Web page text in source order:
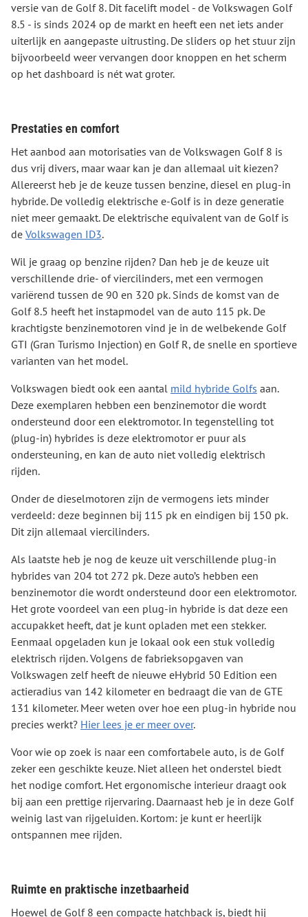
versie van de Golf 8. Dit facelift model - de Volkswagen Golf
8.5 - is sinds 2024 op de markt en heeft een net iets ander
uiterlijk en aangepaste uitrusting. De sliders op het stuur zijn
bijvoorbeeld weer vervangen door knoppen en het scherm
op het dashboard is nét wat groter.
Prestaties en comfort
Het aanbod aan motorisaties van de Volkswagen Golf 8 is
dus vrij divers, maar waar kan je dan allemaal uit kiezen?
Allereerst heb je de keuze tussen benzine, diesel en plug-in
hybride. De volledig elektrische e-Golf is in deze generatie
niet meer gemaakt. De elektrische equivalent van de Golf is
de Volkswagen ID3.
Wil je graag op benzine rijden? Dan heb je de keuze uit
verschillende drie- of viercilinders, met een vermogen
variërend tussen de 90 en 320 pk. Sinds de komst van de
Golf 8.5 heeft het instapmodel van de auto 115 pk. De
krachtigste benzinemotoren vind je in de welbekende Golf
GTI (Gran Turismo Injection) en Golf R, de snelle en sportieve
varianten van het model.
Volkswagen biedt ook een aantal mild hybride Golfs aan.
Deze exemplaren hebben een benzinemotor die wordt
ondersteund door een elektromotor. In tegenstelling tot
(plug-in) hybrides is deze elektromotor er puur als
ondersteuning, en kan de auto niet volledig elektrisch
rijden.
Onder de dieselmotoren zijn de vermogens iets minder
verdeeld: deze beginnen bij 115 pk en eindigen bij 150 pk.
Dit zijn allemaal viercilinders.
Als laatste heb je nog de keuze uit verschillende plug-in
hybrides van 204 tot 272 pk. Deze auto’s hebben een
benzinemotor die wordt ondersteund door een elektromotor.
Het grote voordeel van een plug-in hybride is dat deze een
accupakket heeft, dat je kunt opladen met een stekker.
Eenmaal opgeladen kun je lokaal ook een stuk volledig
elektrisch rijden. Volgens de fabrieksopgaven van
Volkswagen zelf heeft de nieuwe eHybrid 50 Edition een
actieradius van 142 kilometer en bedraagt die van de GTE
131 kilometer. Meer weten over hoe een plug-in hybride nou
precies werkt? Hier lees je er meer over.
Voor wie op zoek is naar een comfortabele auto, is de Golf
zeker een geschikte keuze. Niet alleen het onderstel biedt
het nodige comfort. Het ergonomische interieur draagt ook
bij aan een prettige rijervaring. Daarnaast heb je in deze Golf
weinig last van rijgeluiden. Kortom: je kunt er heerlijk
ontspannen mee rijden.
Ruimte en praktische inzetbaarheid
Hoewel de Golf 8 een compacte hatchback is, biedt hij